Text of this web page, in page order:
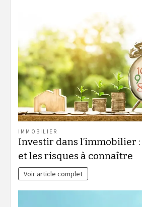
IMMOBILIER
Investir dans l’immobilier
et les risques à connaître
Voir article complet